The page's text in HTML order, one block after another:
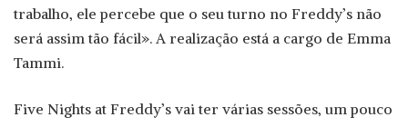
trabalho, ele percebe que o seu turno no Freddy’s não
será assim tão fácil». A realização está a cargo de Emma
Tammi.
Five Nights at Freddy’s vai ter várias sessões, um pouco